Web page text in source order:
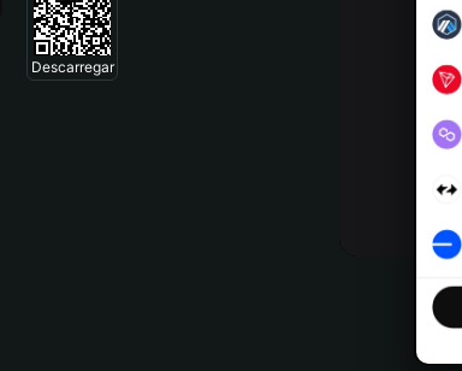
Descarregar